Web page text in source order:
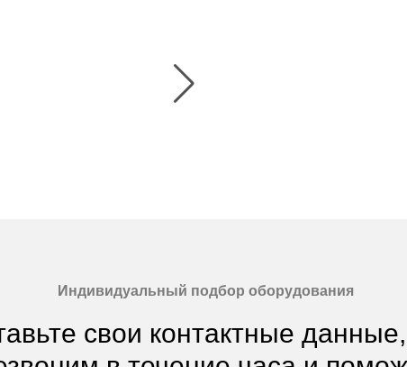
Индивидуальный подбор оборудования
свои контактные